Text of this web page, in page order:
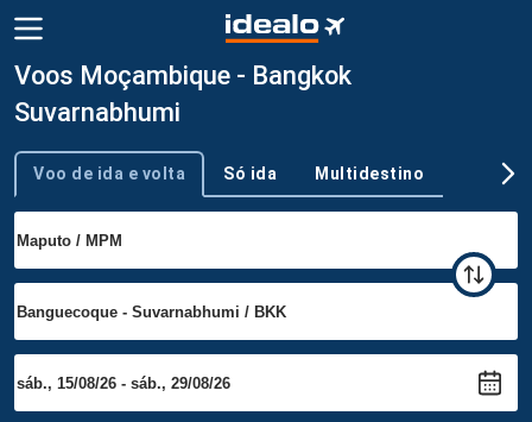
Voos Moçambique - Bangkok
Suvarnabhumi
Tipo de viagem
Voo de ida e volta Só ida Multidestino